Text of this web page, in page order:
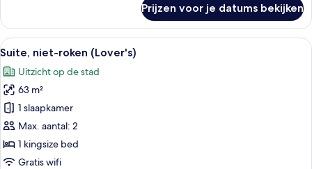
View
Non-
Smoking
laden
Forest
South
View
Non-
Smoking
Prijzen voor je datums bekijken
Alle
foto's
voor
Suite,
niet-
roken
(Lover's)
laden
Een moderne woonkamer met een
9
Suite, niet-roken (Lover's)
Uitzicht op de stad
63 m²
1 slaapkamer
Max. aantal: 2
1 kingsize bed
Gratis wifi